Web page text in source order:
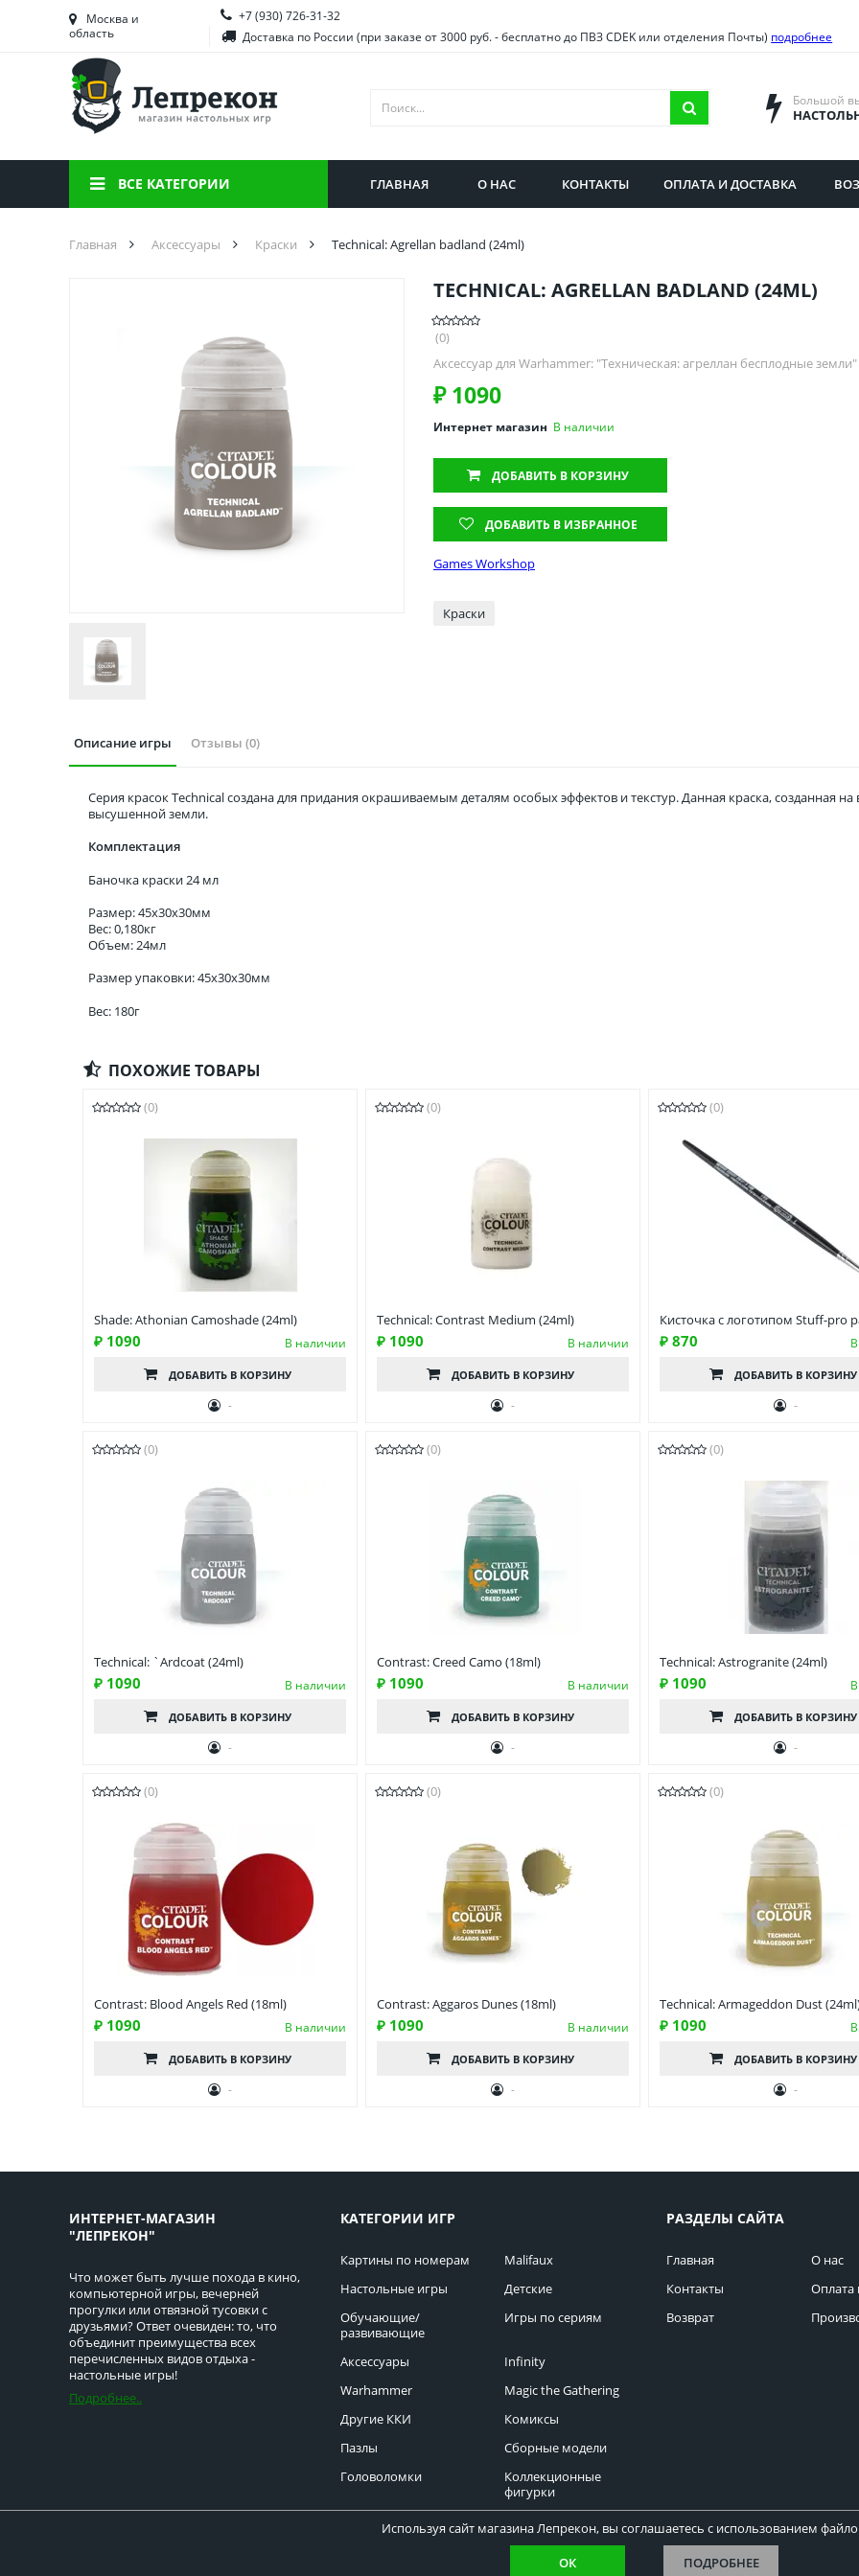
Башкортостан
Брянская область
Вологодская область
Воронежская область
Иркутская область
Саратовская область
Москва и
область
+7 (930) 726-31-32
Доставка по России (при заказе от 3000 руб. - бесплатно до ПВЗ CDEK или отделения Почты) подробнее
Большой
ВСЕ КАТЕГОРИИ ГЛАВНАЯ О НАС КОНТАКТЫ ОПЛАТА И ДОСТАВКА
Главная Аксессуары Краски Technical: Agrellan badland (24ml)
TECHNICAL: AGRELLAN BADLAND (24ML)
(0)
Аксессуар для Warhammer: "Техническая: агреллан бесплодные земли"
₽ 1090
Интернет магазин В наличии
ДОБАВИТЬ В КОРЗИНУ
ДОБАВИТЬ В ИЗБРАННОЕ
Games Workshop
Краски
Описание игры Отзывы (0)
Серия красок Technical создана для придания окрашиваемым деталям особых эффектов и текстур. Данная краска, созданная
высушенной земли.
Комплектация
Баночка краски 24 мл
Размер: 45x30x30мм
Вес: 0,180кг
Объем: 24мл
Размер упаковки: 45x30x30мм
Вес: 180г
ПОХОЖИЕ ТОВАРЫ
(0)
Shade: Athonian Camoshade (24ml)
₽ 1090 В наличии
ДОБАВИТЬ В КОРЗИНУ
-
(0)
Technical: Contrast Medium (24ml)
₽ 1090 В наличии
ДОБАВИТЬ В КОРЗИНУ
-
(0)
Кисточка с логотипом Stuff-pro
₽ 870
ДОБАВИТЬ В КОРЗИНУ
-
(0)
Technical: `Ardcoat (24ml)
₽ 1090 В наличии
ДОБАВИТЬ В КОРЗИНУ
-
(0)
Contrast: Creed Camo (18ml)
₽ 1090 В наличии
ДОБАВИТЬ В КОРЗИНУ
-
(0)
Technical: Astrogranite (24ml)
₽ 1090
ДОБАВИТЬ В КОРЗИНУ
-
(0)
Contrast: Blood Angels Red (18ml)
₽ 1090 В наличии
ДОБАВИТЬ В КОРЗИНУ
-
(0)
Contrast: Aggaros Dunes (18ml)
₽ 1090 В наличии
ДОБАВИТЬ В КОРЗИНУ
-
(0)
Technical: Armageddon Dust
₽ 1090
ДОБАВИТЬ В КОРЗИНУ
-
ИНТЕРНЕТ-МАГАЗИН
"ЛЕПРЕКОН"
Что может быть лучше похода в кино,
компьютерной игры, вечерней
прогулки или отвязной тусовки с
друзьями? Ответ очевиден: то, что
объединит преимущества всех
перечисленных видов отдыха -
настольные игры!
Подробнее..
КАТЕГОРИИ ИГР
Картины по номерам
Malifaux
Настольные игры
Детские
Обучающие/
развивающие
Игры по сериям
Аксессуары
Infinity
Warhammer
Magic the Gathering
Другие ККИ
Комиксы
Пазлы
Сборные модели
Головоломки
Коллекционные
фигурки
РАЗДЕЛЫ САЙТА
Главная
О нас
Контакты
Оплата
Возврат
Copyright © Лепрекон 2013-2026. Все права защищены
Используя сайт магазина Лепрекон, вы соглашаетесь с использованием
ОК
ПОДРОБНЕЕ